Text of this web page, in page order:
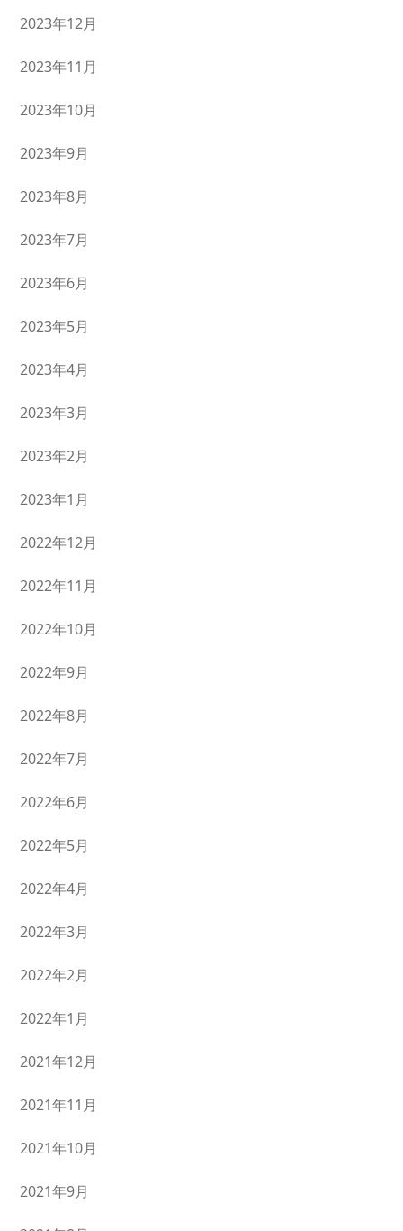
2023年12月
2023年11月
2023年10月
2023年9月
2023年8月
2023年7月
2023年6月
2023年5月
2023年4月
2023年3月
2023年2月
2023年1月
2022年12月
2022年11月
2022年10月
2022年9月
2022年8月
2022年7月
2022年6月
2022年5月
2022年4月
2022年3月
2022年2月
2022年1月
2021年12月
2021年11月
2021年10月
2021年9月